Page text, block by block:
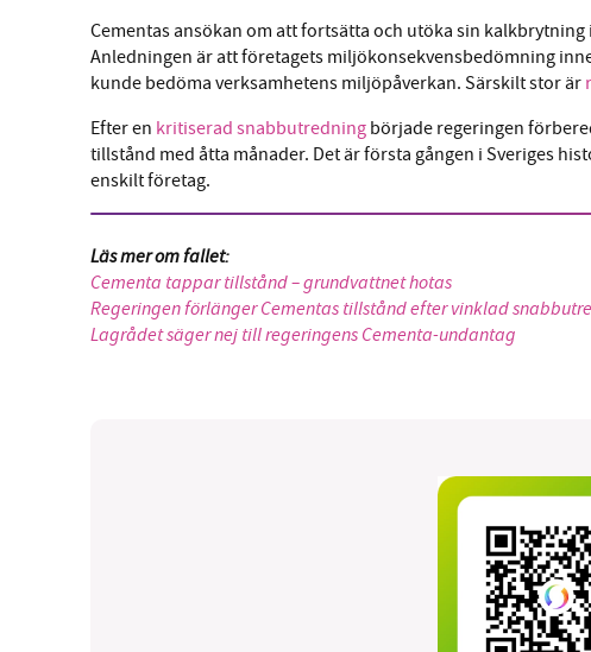
Cementas ansökan om att fortsätta och utöka sin
Anledningen är att företagets miljökonsekvensbedömning
kunde bedöma verksamhetens miljöpåverkan. Särskilt stor är
Efter en kritiserad snabbutredning började regeringen
tillstånd med åtta månader. Det är första gången i Sveriges
enskilt företag.
Läs mer om fallet:
Cementa tappar tillstånd – grundvattnet hotas
Regeringen förlänger Cementas tillstånd efter vinklad
Lagrådet säger nej till regeringens Cementa-undantag